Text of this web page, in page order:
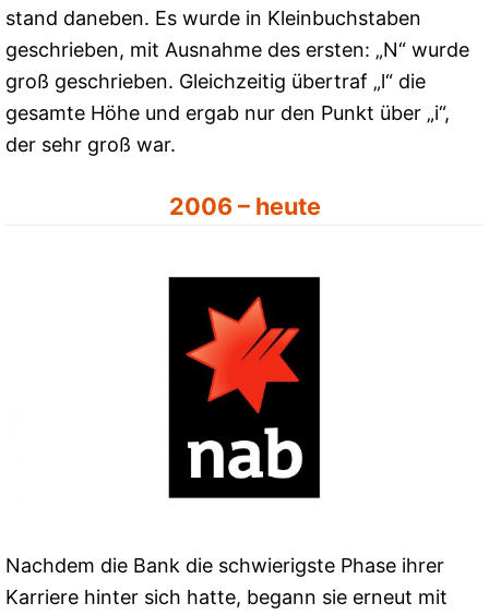
stand daneben. Es wurde in Kleinbuchstaben
geschrieben, mit Ausnahme des ersten: „N“ wurde
groß geschrieben. Gleichzeitig übertraf „l“ die
gesamte Höhe und ergab nur den Punkt über „i“,
der sehr groß war.
2006 – heute
Nachdem die Bank die schwierigste Phase ihrer
Karriere hinter sich hatte, begann sie erneut mit